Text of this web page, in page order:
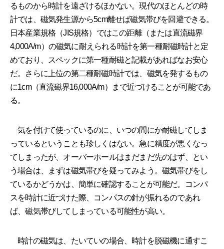
るものから時計を遠ざけるほかない。現代のほとんどの時
計では、磁気発生源から5cm離せば磁気帯びを回避できる。
日本産業規格（JIS規格）ではこの距離（または直流磁界
4,000A/m）の磁気に耐えられる時計を第一種耐磁時計と定
めており、スペックに第一種耐磁と記載があればなお安心
だ。さらに上位の第二種耐磁時計では、磁気を発するもの
に1cm（直流磁界16,000A/m）まで近づけることが可能であ
る。
気を付けて使っているのに、いつの間にか耐磁してしま
っているということも珍しくはない。急に精度が悪くなっ
てしまったが、オーバーホールはまだまだ先のはず、とい
う場合は、まずは磁気帯びを疑ってみよう。磁気帯びをし
ているかどうかは、簡単に確認することが可能だ。コンパ
スを時計に近づけた際、コンパスの針が振れるのであれ
ば、磁気帯びしてしまっている可能性が高い。
時計の磁気は、たいていの場合、時計を脱磁機に通すこ